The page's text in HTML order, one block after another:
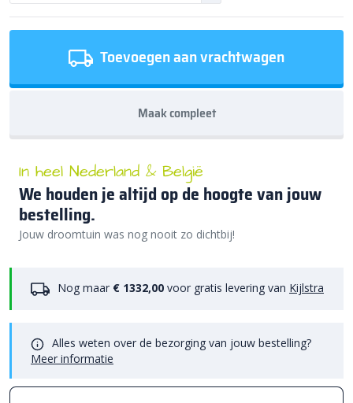
Toevoegen aan vrachtwagen
Maak compleet
In heel Nederland & België
We houden je altijd op de hoogte van jouw
bestelling.
Jouw droomtuin was nog nooit zo dichtbij!
Nog maar € 1332,00 voor gratis levering van Kijlstra
Alles weten over de bezorging van jouw bestelling?
Meer informatie